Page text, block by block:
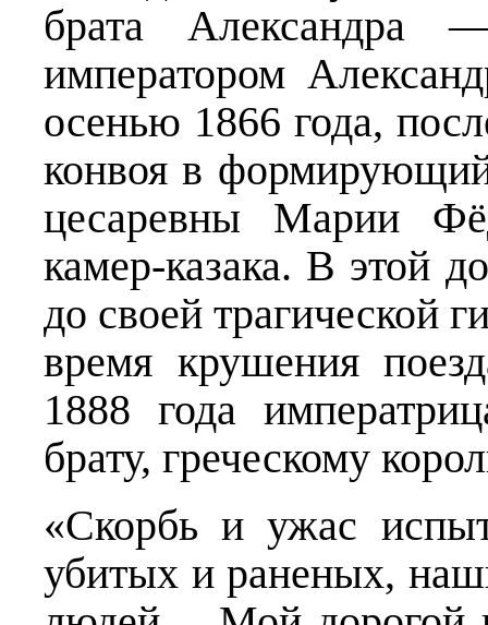
брата Александра
императором
осенью 1866 года,
конвоя в
цесаревны Марии
камер-казака. В этой
до своей трагической
время крушения
1888 года
брату, греческому
«Скорбь и ужас
убитых и раненых,